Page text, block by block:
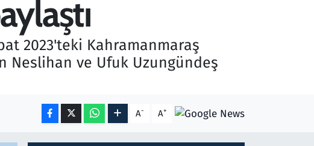
2023'teki Kahramanmaraş
Neslihan ve Ufuk Uzungündeş
A- A+